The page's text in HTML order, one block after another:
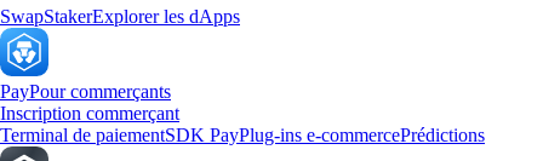
SwapStakerExplorer les dApps
PayPour commerçants
Inscription commerçant
Terminal de paiementSDK PayPlug-ins e-commercePrédictions